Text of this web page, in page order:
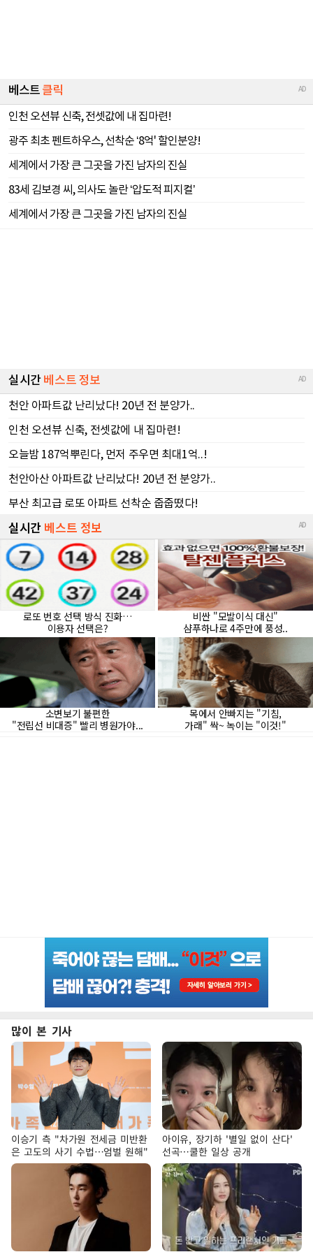
많이 본 기사
이승기 측 "차가원 전세금 미반환
은 고도의 사기 수법…엄벌 원해"
아이유, 장기하 '별일 없이 산다'
선곡…쿨한 일상 공개